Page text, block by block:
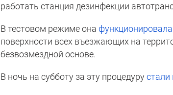
работать станция дезинфекции
В тестовом режиме она функционировала
поверхности всех въезжающих на
безвозмездной основе.
В ночь на субботу за эту процедурустали